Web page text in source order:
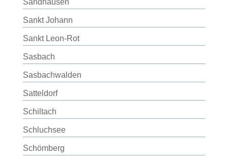
Sandhausen
Sankt Johann
Sankt Leon-Rot
Sasbach
Sasbachwalden
Satteldorf
Schiltach
Schluchsee
Schömberg